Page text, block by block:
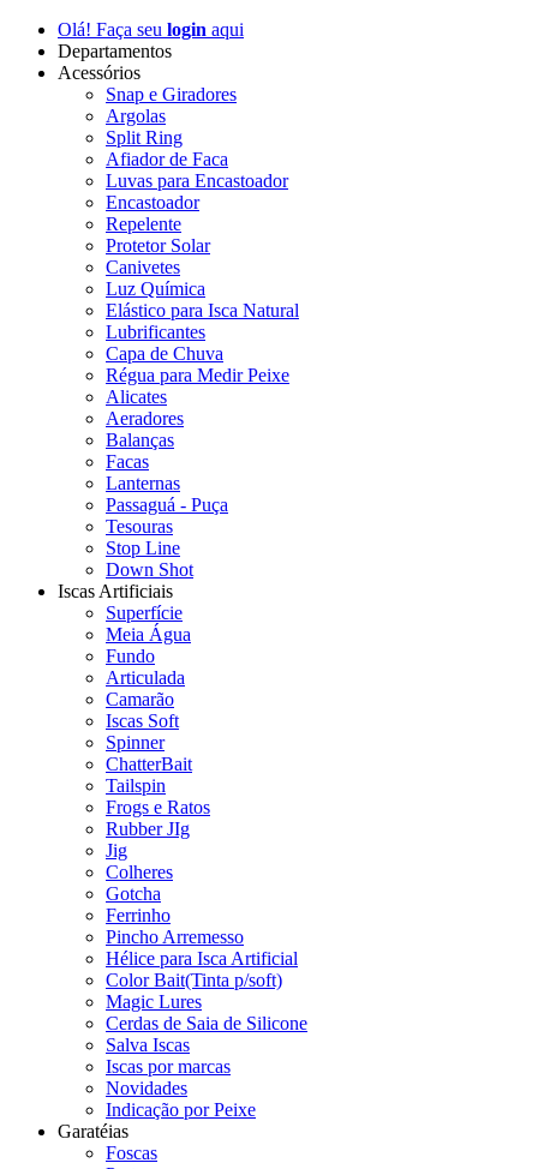
Olá! Faça seu login aqui
Departamentos
Acessórios
Snap e Giradores
Argolas
Split Ring
Afiador de Faca
Luvas para Encastoador
Encastoador
Repelente
Protetor Solar
Canivetes
Luz Química
Elástico para Isca Natural
Lubrificantes
Capa de Chuva
Régua para Medir Peixe
Alicates
Aeradores
Balanças
Facas
Lanternas
Passaguá - Puça
Tesouras
Stop Line
Down Shot
Iscas Artificiais
Superfície
Meia Água
Fundo
Articulada
Camarão
Iscas Soft
Spinner
ChatterBait
Tailspin
Frogs e Ratos
Rubber JIg
Jig
Colheres
Gotcha
Ferrinho
Pincho Arremesso
Hélice para Isca Artificial
Color Bait(Tinta p/soft)
Magic Lures
Cerdas de Saia de Silicone
Salva Iscas
Iscas por marcas
Novidades
Indicação por Peixe
Garatéias
Foscas